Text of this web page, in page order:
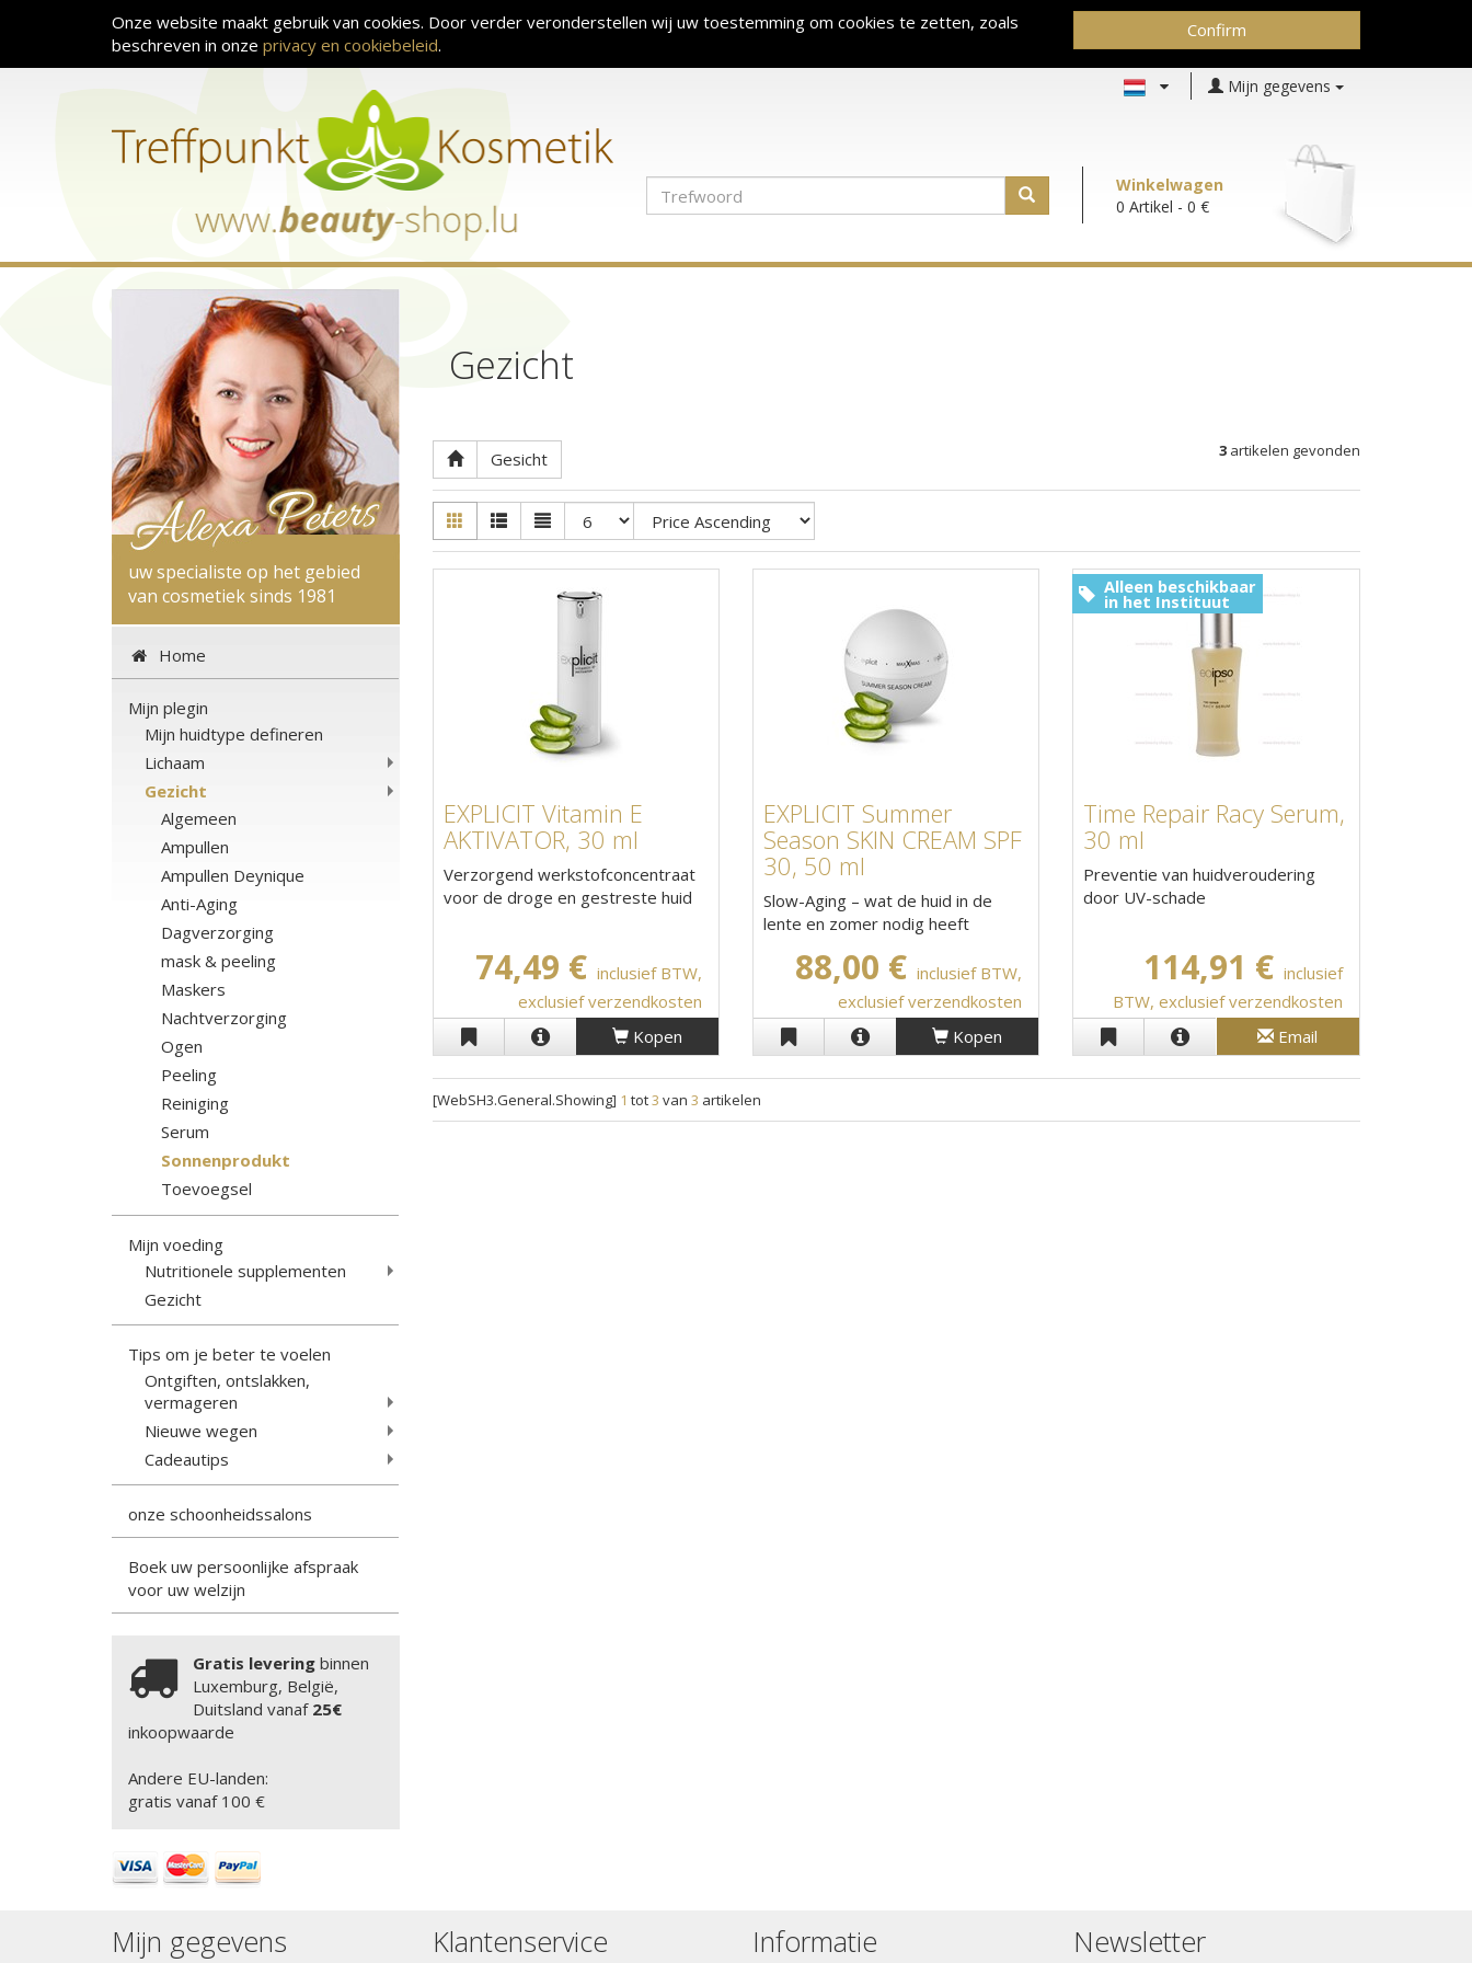
Onze website maakt gebruik van cookies. Door verder veronderstellen wij uw toestemming om cookies te zetten, zoals
beschreven in onze privacy en cookiebeleid.
Confirm
Mijn gegevens
Winkelwagen
0 Artikel - 0 €
uw specialiste op het gebied
van cosmetiek sinds 1981
Home
Mijn plegin
Mijn huidtype defineren
Lichaam
Gezicht
Algemeen
Ampullen
Ampullen Deynique
Anti-Aging
Dagverzorging
mask & peeling
Maskers
Nachtverzorging
Ogen
Peeling
Reiniging
Serum
Sonnenprodukt
Toevoegsel
Mijn voeding
Nutritionele supplementen
Gezicht
Tips om je beter te voelen
Ontgiften, ontslakken,
vermageren
Nieuwe wegen
Cadeautips
onze schoonheidssalons
Boek uw persoonlijke afspraak
voor uw welzijn
Gratis leveringbinnen
Luxemburg, België,
Duitsland vanaf 25€
inkoopwaarde
Andere EU-landen:
gratis vanaf 100 €
Gezicht
Gesicht 3 artikelen gevonden
EXPLICIT Vitamin E
AKTIVATOR, 30 ml
Verzorgend werkstofconcentraat
voor de droge en gestreste huid
74,49 € inclusief BTW,
exclusief verzendkosten
Kopen
EXPLICIT Summer
Season SKIN CREAM SPF
30, 50 ml
Slow-Aging – wat de huid in de
lente en zomer nodig heeft
88,00 € inclusief BTW,
exclusief verzendkosten
Kopen
Time Repair Racy Serum,
30 ml
Preventie van huidveroudering
door UV-schade
114,91 € inclusief
BTW, exclusief verzendkosten
Email
Alleen beschikbaar
in het Instituut
[WebSH3.General.Showing] 1 tot3 van 3 artikelen
Mijn gegevens Klantenservice Informatie Newsletter